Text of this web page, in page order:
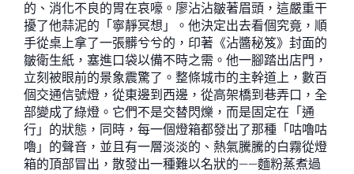
的、消化不良的胃在哀嚎。廖沾沾皺著眉頭，這嚴重干
擾了他蒜泥的「寧靜冥想」。他決定出去看個究竟，順
手從桌上拿了一張髒兮兮的，印著《沾醬秘笈》封面的
皺衛生紙，塞進口袋以備不時之需。他一腳踏出店門，
立刻被眼前的景象震驚了。整條城市的主幹道上，數百
個交通信號燈，從東邊到西邊，從高架橋到巷弄口，全
部變成了綠燈。它們不是交替閃爍，而是固定在「通
行」的狀態，同時，每一個燈箱都發出了那種「咕嚕咕
嚕」的聲音，並且有一層淡淡的、熱氣騰騰的白霧從燈
箱的頂部冒出，散發出一種難以名狀的——麵粉蒸煮過